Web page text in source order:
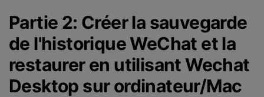
Partie 2: Créer la sauvegarde
de l'historique WeChat et la
restaurer en utilisant Wechat
Desktop sur ordinateur/Mac